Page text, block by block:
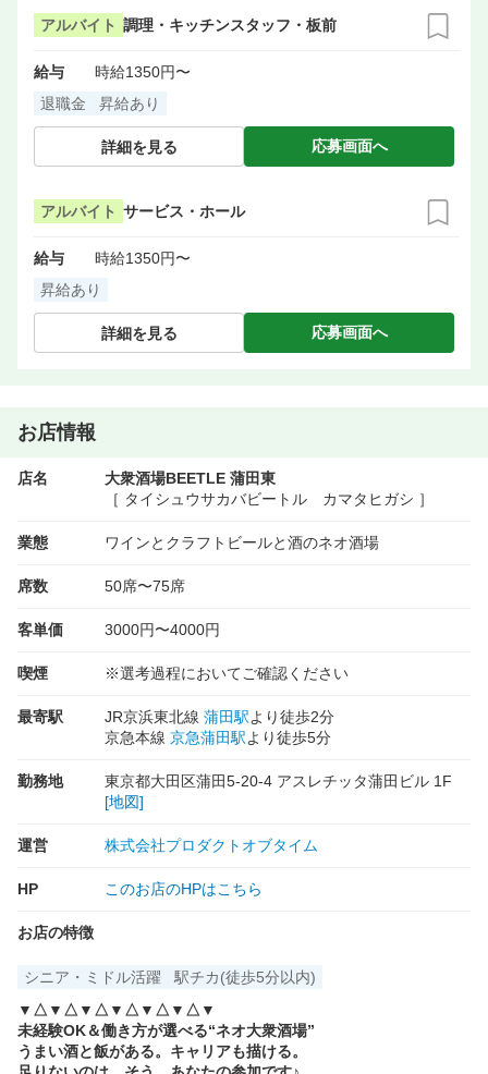
アルバイト 調理・キッチンスタッフ・板前
給与
時給1350円〜
退職金
昇給あり
詳細を見る 応募画面へ
アルバイト サービス・ホール
給与
時給1350円〜
昇給あり
詳細を見る 応募画面へ
お店情報
店名
大衆酒場BEETLE 蒲田東
［ タイシュウサカバビートル カマタヒガシ ］
業態 ワインとクラフトビールと酒のネオ酒場
席数 50席〜75席
客単価 3000円〜4000円
喫煙 ※選考過程においてご確認ください
最寄駅 JR京浜東北線 蒲田駅より徒歩2分
京急本線 京急蒲田駅より徒歩5分
勤務地
東京都大田区蒲田5-20-4 アスレチッタ蒲田ビル 1F
[地図]
運営 株式会社プロダクトオブタイム
HP このお店のHPはこちら
お店の特徴
シニア・ミドル活躍
駅チカ(徒歩5分以内)
▼△▼△▼△▼△▼△▼△▼
未経験OK＆働き方が選べる“ネオ大衆酒場”
うまい酒と飯がある。キャリアも描ける。